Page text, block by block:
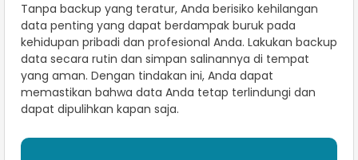
Tanpa backup yang teratur, Anda berisiko kehilangan
data penting yang dapat berdampak buruk pada
kehidupan pribadi dan profesional Anda. Lakukan backup
data secara rutin dan simpan salinannya di tempat
yang aman. Dengan tindakan ini, Anda dapat
memastikan bahwa data Anda tetap terlindungi dan
dapat dipulihkan kapan saja.